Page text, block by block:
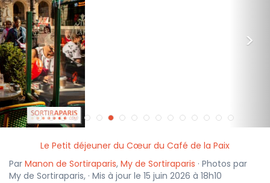
< >
Le Petit déjeuner du Cœur du Café de la Paix
Par Manon de Sortiraparis, My de Sortiraparis · Photos par
My de Sortiraparis, · Mis à jour le 15 juin 2026 à 18h10